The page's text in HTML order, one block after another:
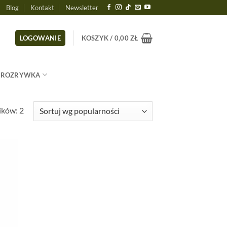
Blog Kontakt Newsletter
LOGOWANIE KOSZYK / 0,00ZŁ
ROZRYWKA
2Posortowane
według